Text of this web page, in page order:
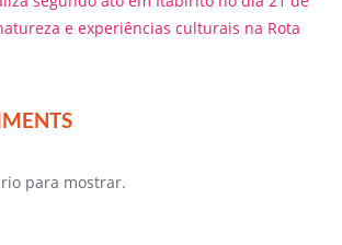
e experiências culturais na Rota
para mostrar.